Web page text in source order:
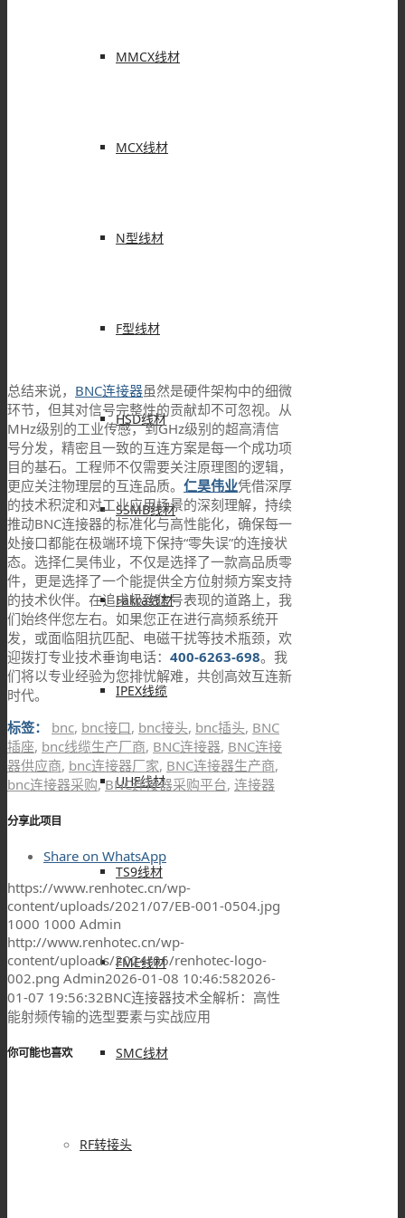
MMCX线材
MCX线材
N型线材
F型线材
HSD线材
SSMB线材
Fakra线材
IPEX线缆
UHF线材
TS9线材
FME线材
SMC线材
RF转接头
总结来说， BNC连接器虽然是硬件架构中的细微
环节，但其对信号完整性的贡献却不可忽视。从
MHz级别的工业传感，到GHz级别的超高清信
号分发，精密且一致的互连方案是每一个成功项
目的基石。工程师不仅需要关注原理图的逻辑，
更应关注物理层的互连品质。 仁昊伟业凭借深厚
的技术积淀和对工业应用场景的深刻理解，持续
推动BNC连接器的标准化与高性能化，确保每一
处接口都能在极端环境下保持“零失误”的连接状
态。选择仁昊伟业，不仅是选择了一款高品质零
件，更是选择了一个能提供全方位射频方案支持
的技术伙伴。在追求极致信号表现的道路上，我
们始终伴您左右。如果您正在进行高频系统开
发，或面临阻抗匹配、电磁干扰等技术瓶颈，欢
迎拨打专业技术垂询电话： 400-6263-698。我
们将以专业经验为您排忧解难，共创高效互连新
时代。
标签：
bnc, bnc接口, bnc接头, bnc插头, BNC
插座, bnc线缆生产厂商, BNC连接器, BNC连接
器供应商, bnc连接器厂家, BNC连接器生产商,
bnc连接器采购,BNC连接器采购平台, 连接器
分享此项目
Share on WhatsApp
https://www.renhotec.cn/wp-
content/uploads/2021/07/EB-001-0504.jpg
1000 1000 Admin
http://www.renhotec.cn/wp-
content/uploads/2024/06/renhotec-logo-
002.png Admin2026-01-08 10:46:582026-
01-07 19:56:32BNC连接器技术全解析：高性
能射频传输的选型要素与实战应用
你可能也喜欢